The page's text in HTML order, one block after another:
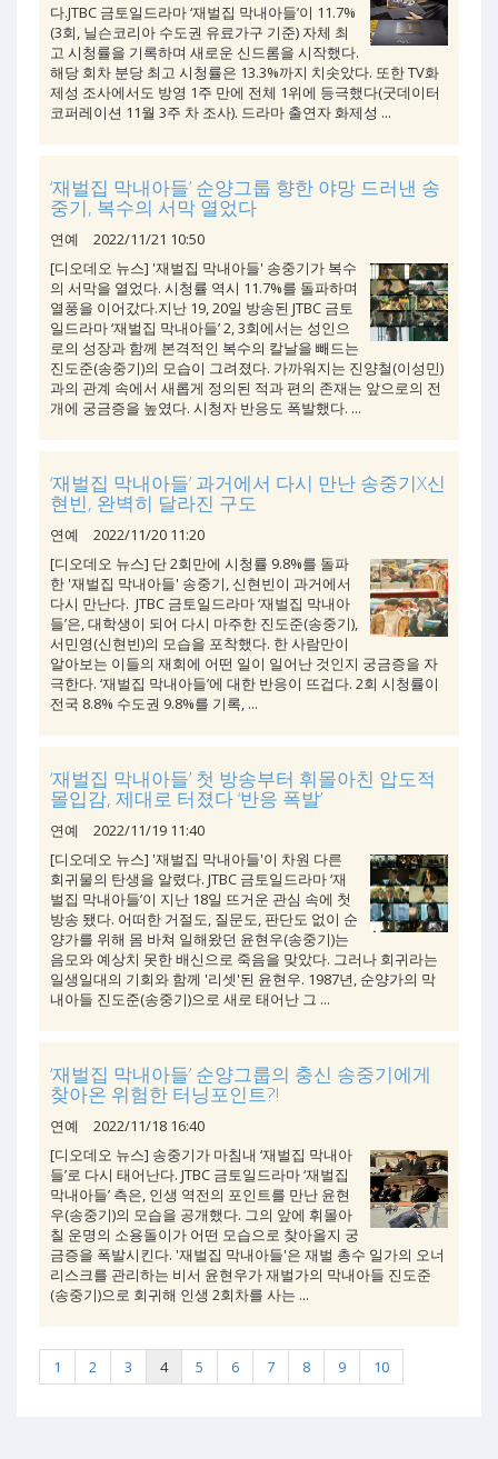
다.JTBC 금토일드라마 ‘재벌집 막내아들’이 11.7%
(3회, 닐슨코리아 수도권 유료가구 기준) 자체 최
고 시청률을 기록하며 새로운 신드롬을 시작했다.
해당 회차 분당 최고 시청률은 13.3%까지 치솟았다. 또한 TV화
제성 조사에서도 방영 1주 만에 전체 1위에 등극했다(굿데이터
코퍼레이션 11월 3주 차 조사). 드라마 출연자 화제성 ...
‘재벌집 막내아들’ 순양그룹 향한 야망 드러낸 송
중기, 복수의 서막 열었다
연예
2022/11/21 10:50
[디오데오 뉴스] '재벌집 막내아들' 송중기가 복수
의 서막을 열었다. 시청률 역시 11.7%를 돌파하며
열풍을 이어갔다.지난 19, 20일 방송된 JTBC 금토
일드라마 ‘재벌집 막내아들’ 2, 3회에서는 성인으
로의 성장과 함께 본격적인 복수의 칼날을 빼드는
진도준(송중기)의 모습이 그려졌다. 가까워지는 진양철(이성민)
과의 관계 속에서 새롭게 정의된 적과 편의 존재는 앞으로의 전
개에 궁금증을 높였다. 시청자 반응도 폭발했다. ...
‘재벌집 막내아들’ 과거에서 다시 만난 송중기X신
현빈, 완벽히 달라진 구도
연예
2022/11/20 11:20
[디오데오 뉴스] 단 2회만에 시청률 9.8%를 돌파
한 '재벌집 막내아들' 송중기, 신현빈이 과거에서
다시 만난다. JTBC 금토일드라마 ‘재벌집 막내아
들’은, 대학생이 되어 다시 마주한 진도준(송중기),
서민영(신현빈)의 모습을 포착했다. 한 사람만이
알아보는 이들의 재회에 어떤 일이 일어난 것인지 궁금증을 자
극한다. ‘재벌집 막내아들’에 대한 반응이 뜨겁다. 2회 시청률이
전국 8.8% 수도권 9.8%를 기록, ...
‘재벌집 막내아들’ 첫 방송부터 휘몰아친 압도적
몰입감, 제대로 터졌다 ‘반응 폭발’
연예
2022/11/19 11:40
[디오데오 뉴스] '재벌집 막내아들'이 차원 다른
회귀물의 탄생을 알렸다. JTBC 금토일드라마 ‘재
벌집 막내아들’이 지난 18일 뜨거운 관심 속에 첫
방송 됐다. 어떠한 거절도, 질문도, 판단도 없이 순
양가를 위해 몸 바쳐 일해왔던 윤현우(송중기)는
음모와 예상치 못한 배신으로 죽음을 맞았다. 그러나 회귀라는
일생일대의 기회와 함께 '리셋'된 윤현우. 1987년, 순양가의 막
내아들 진도준(송중기)으로 새로 태어난 그 ...
‘재벌집 막내아들’ 순양그룹의 충신 송중기에게
찾아온 위험한 터닝포인트?!
연예
2022/11/18 16:40
[디오데오 뉴스] 송중기가 마침내 ‘재벌집 막내아
들’로 다시 태어난다. JTBC 금토일드라마 ‘재벌집
막내아들’ 측은, 인생 역전의 포인트를 만난 윤현
우(송중기)의 모습을 공개했다. 그의 앞에 휘몰아
칠 운명의 소용돌이가 어떤 모습으로 찾아올지 궁
금증을 폭발시킨다. '재벌집 막내아들'은 재벌 총수 일가의 오너
리스크를 관리하는 비서 윤현우가 재벌가의 막내아들 진도준
(송중기)으로 회귀해 인생 2회차를 사는 ...
1 2 3 4 5 6 7 8 9 10